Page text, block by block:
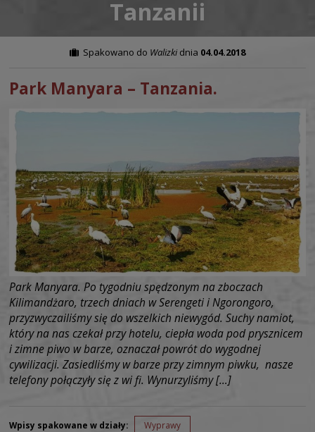
Tanzanii
Spakowano do Walizkidnia 04.04.2018
Park Manyara – Tanzania.
Park Manyara. Po tygodniu spędzonym na zboczach
Kilimandżaro, trzech dniach w Serengeti i Ngorongoro,
przyzwyczailiśmy się do wszelkich niewygód. Suchy namiot,
który na nas czekał przy hotelu, ciepła woda pod prysznicem
i zimne piwo w barze, oznaczał powrót do wygodnej
cywilizacji. Zasiedliśmy w barze przy zimnym piwku, nasze
telefony połączyły się z wi fi. Wynurzyliśmy […]
Wpisy spakowane w działy: Wyprawy